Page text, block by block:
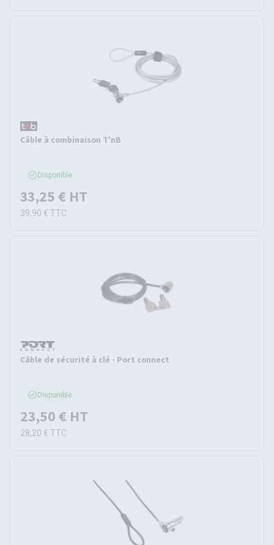
Câble à combinaison T'nB
Disponible
33,25 € HT
39,90 € TTC
Câble de sécurité à clé - Port connect
Disponible
23,50 € HT
28,20 € TTC